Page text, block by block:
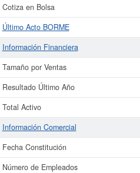
Cotiza en Bolsa
Último Acto BORME
Información Financiera
Tamaño por Ventas
Resultado Último Año
Total Activo
Información Comercial
Fecha Constitución
Número de Empleados